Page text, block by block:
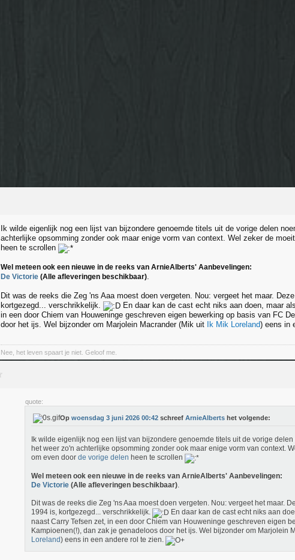
Ik wilde eigenlijk nog een lijst van bijzondere genoemde titels uit de vorige delen
achterlijke opsomming zonder ook maar enige vorm van context. Wel zeker de
heen te scrollen
Wel meteen ook een nieuwe in de reeks van ArnieAlberts' Aanbevelingen:
De Victorie (Alle afleveringen beschikbaar).
Dit was de reeks die Zeg 'ns Aaa moest doen vergeten. Nou: vergeet het maar.
kortgezegd... verschrikkelijk.
En daar kan de cast echt niks aan doen, maar
in een door Chiem van Houweninge geschreven eigen bewerking op basis van FC
door het ijs. Wel bijzonder om Marjolein Macrander (Mik uit
Ik Mik Loreland) eens in
Nee, het leven spaart je niet. Geloof me.
quote:
Op woensdag 3 juni 2026 00:42 schreef ArnieAlberts het volgende:
Ik wilde eigenlijk nog een lijst van bijzondere genoemde titels uit de vorige
het weer zo'n achterlijke opsomming zonder ook maar enige vorm van context.
om even door de vorige delen heen te scrollen
Wel meteen ook een nieuwe in de reeks van ArnieAlberts' Aanbevelingen:
De Victorie (Alle afleveringen beschikbaar).
Dit was de reeks die Zeg 'ns Aaa moest doen vergeten. Nou: vergeet het maar.
1994 is, kortgezegd... verschrikkelijk.
En daar kan de cast echt niks aan
naast Carry Tefsen zet, in een door Chiem van Houweninge geschreven eigen
Kampioenen(!), dan zak je genadeloos door het ijs. Wel bijzonder om Marjolein
Loreland) eens in een andere rol te zien.